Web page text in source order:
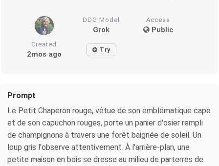
DDG Model
Grok
Access
Public
Created
2mos ago Try
Prompt
Le Petit Chaperon rouge, vêtue de son emblématique cape
et de son capuchon rouges, porte un panier d'osier rempli
de champignons à travers une forêt baignée de soleil. Un
loup gris l'observe attentivement. À l'arrière-plan, une
petite maison en bois se dresse au milieu de parterres de